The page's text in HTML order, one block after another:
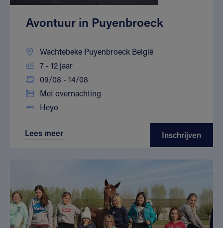
Avontuur in Puyenbroeck
Wachtebeke Puyenbroeck België
7 - 12 jaar
09/08 - 14/08
Met overnachting
Heyo
Lees meer Inschrijven